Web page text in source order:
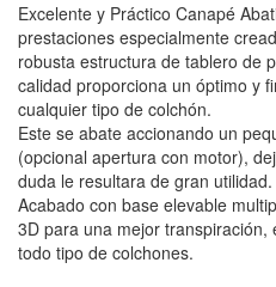
Excelente y Práctico Canapé
prestaciones especialmente
robusta estructura de tablero de
calidad proporciona un óptimo y
cualquier tipo de colchón.
Este se abate accionando un
(opcional apertura con motor),
duda le resultara de gran utilidad.
Acabado con base elevable
3D para una mejor
todo tipo de colchones.